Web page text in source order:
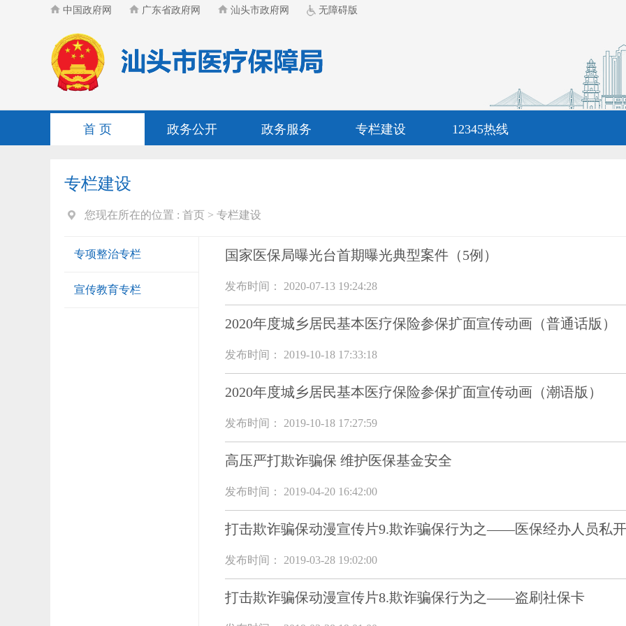
中国政府网 广东省政府网 汕头市政府网 无障碍版
首 页 政务公开 政务服务 专栏建设 12345热线
专栏建设
您现在所在的位置 : 首页 > 专栏建设
专项整治专栏
宣传教育专栏
国家医保局曝光台首期曝光典型案件（5例）
发布时间： 2020-07-13 19:24:28
2020年度城乡居民基本医疗保险参保扩面宣传动画（普通话版）
发布时间： 2019-10-18 17:33:18
2020年度城乡居民基本医疗保险参保扩面宣传动画（潮语版）
发布时间： 2019-10-18 17:27:59
高压严打欺诈骗保 维护医保基金安全
发布时间： 2019-04-20 16:42:00
打击欺诈骗保动漫宣传片9.欺诈骗保行为之——医保经办人员私
发布时间： 2019-03-28 19:02:00
打击欺诈骗保动漫宣传片8.欺诈骗保行为之——盗刷社保卡